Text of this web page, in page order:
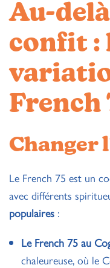
Au-
confit :
French
Changer
Le French 75 est un
avec différents
populaires :
Le French 75 au
chaleureuse, où le